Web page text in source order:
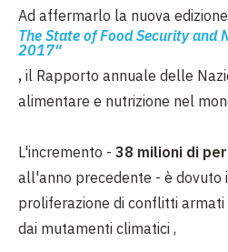
Ad affermarlo la nuova
The State of Food Security and
2017"
, il Rapporto annuale delle
alimentare e nutrizione nel
L'incremento - 38 milioni di
all'anno precedente - è dovuto
proliferazione di conflitti
dai mutamenti climatici ,